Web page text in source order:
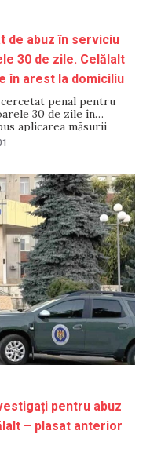
de abuz în serviciu
30 de zile. Celălalt
în arest la domiciliu
penal pentru
30 de zile în
aplicarea măsurii
viceprimar al orașului,
a partidelor, va
pentru abuz
– plasat anterior